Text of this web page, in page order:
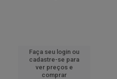
Faça seu login ou
cadastre-se para
ver preços e
comprar